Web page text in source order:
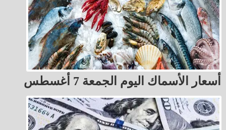
أسعار الأسماك اليوم الجمعة 7 أغسطس